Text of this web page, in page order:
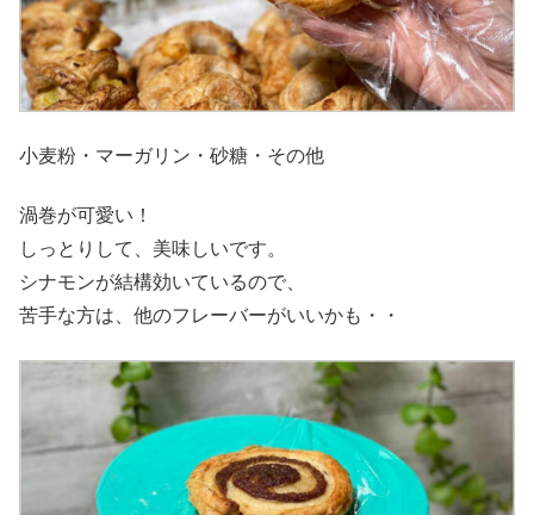
小麦粉・マーガリン・砂糖・その他
渦巻が可愛い！
しっとりして、美味しいです。
シナモンが結構効いているので、
苦手な方は、他のフレーバーがいいかも・・